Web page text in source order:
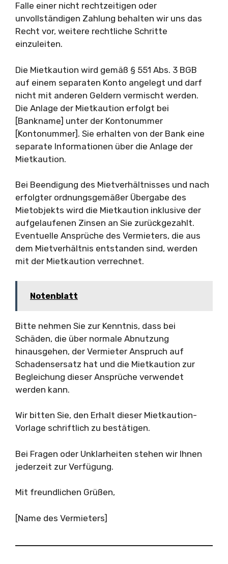
Falle einer nicht rechtzeitigen oder
unvollständigen Zahlung behalten wir uns das
Recht vor, weitere rechtliche Schritte
einzuleiten.
Die Mietkaution wird gemäß § 551 Abs. 3 BGB
auf einem separaten Konto angelegt und darf
nicht mit anderen Geldern vermischt werden.
Die Anlage der Mietkaution erfolgt bei
[Bankname] unter der Kontonummer
[Kontonummer]. Sie erhalten von der Bank eine
separate Informationen über die Anlage der
Mietkaution.
Bei Beendigung des Mietverhältnisses und nach
erfolgter ordnungsgemäßer Übergabe des
Mietobjekts wird die Mietkaution inklusive der
aufgelaufenen Zinsen an Sie zurückgezahlt.
Eventuelle Ansprüche des Vermieters, die aus
dem Mietverhältnis entstanden sind, werden
mit der Mietkaution verrechnet.
Notenblatt
Bitte nehmen Sie zur Kenntnis, dass bei
Schäden, die über normale Abnutzung
hinausgehen, der Vermieter Anspruch auf
Schadensersatz hat und die Mietkaution zur
Begleichung dieser Ansprüche verwendet
werden kann.
Wir bitten Sie, den Erhalt dieser Mietkaution-
Vorlage schriftlich zu bestätigen.
Bei Fragen oder Unklarheiten stehen wir Ihnen
jederzeit zur Verfügung.
Mit freundlichen Grüßen,
[Name des Vermieters]